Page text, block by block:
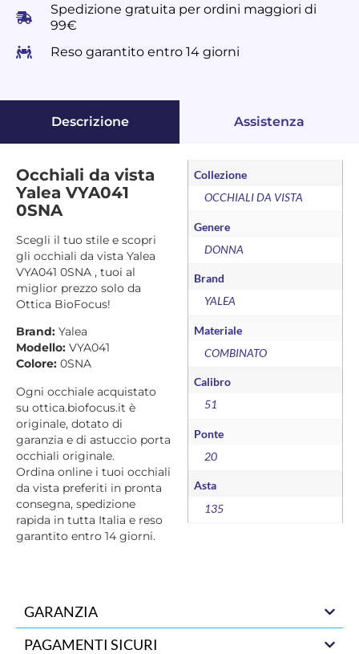
Spedizione gratuita per ordini maggiori di
99€
Reso garantito entro 14 giorni
Descrizione Assistenza
Occhiali da vista
Yalea VYA041
0SNA
Scegli il tuo stile e scopri
gli occhiali da vista Yalea
VYA041 0SNA , tuoi al
miglior prezzo solo da
Ottica BioFocus!
Brand: Yalea
Modello: VYA041
Colore: 0SNA
Ogni occhiale acquistato
su ottica.biofocus.it è
originale, dotato di
garanzia e di astuccio porta
occhiali originale.
Ordina online i tuoi occhiali
da vista preferiti in pronta
consegna, spedizione
rapida in tutta Italia e reso
garantito entro 14 giorni.
Collezione
OCCHIALI DA VISTA
Genere
DONNA
Brand
YALEA
Materiale
COMBINATO
Calibro
51
Ponte
20
Asta
135
GARANZIA
PAGAMENTI SICURI